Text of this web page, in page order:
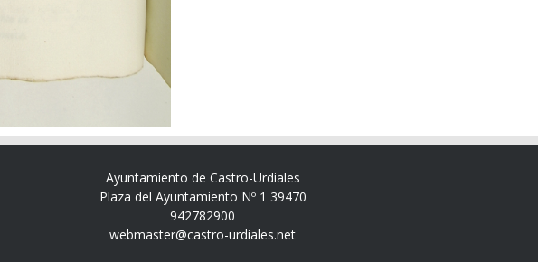
Ayuntamiento de Castro-Urdiales
Plaza del Ayuntamiento Nº 1 39470
942782900
webmaster@castro-urdiales.net